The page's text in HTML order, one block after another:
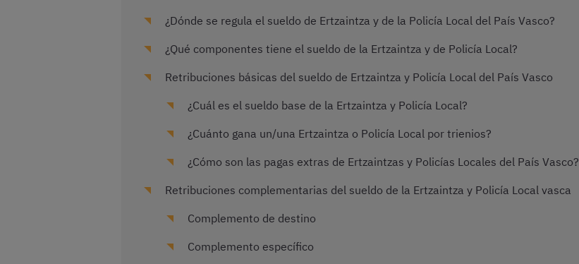
¿Dónde se regula el sueldo de Ertzaintza y de la Policía Local del País Vasco?
¿Qué componentes tiene el sueldo de la Ertzaintza y de Policía Local?
Retribuciones básicas del sueldo de Ertzaintza y Policía Local del País Vasco
¿Cuál es el sueldo base de la Ertzaintza y Policía Local?
¿Cuánto gana un/una Ertzaintza o Policía Local por trienios?
¿Cómo son las pagas extras de Ertzaintzas y Policías Locales del País Vasco?
Retribuciones complementarias del sueldo de la Ertzaintza y Policía Local vasca
Complemento de destino
Complemento específico